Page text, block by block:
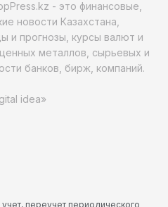
- это финансовые,
новости Казахстана,
и прогнозы, курсы валют и
металлов, сырьевых и
банков, бирж, компаний.
idea»
переучет периодического